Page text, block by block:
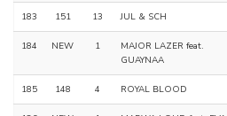
183 151 13 JUL & SCH
184 NEW 1
MAJOR LAZER feat.
GUAYNAA
185 148 4 ROYAL BLOOD